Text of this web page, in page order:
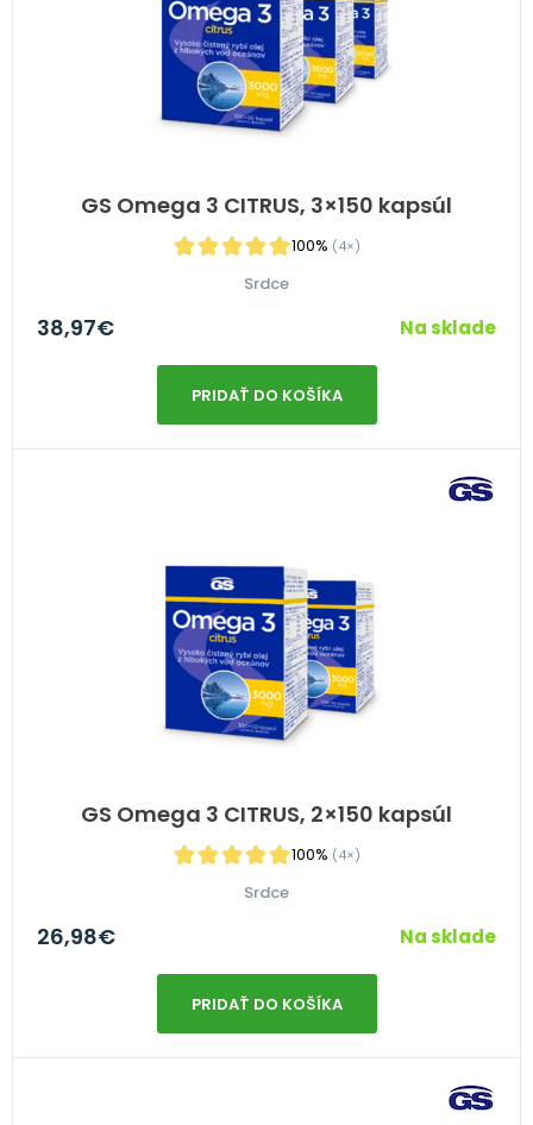
GS Omega 3 CITRUS, 3×150 kapsúl
100% (4×)
Srdce
38,97€ Na sklade
PRIDAŤ DO KOŠÍKA
GS Omega 3 CITRUS, 2×150 kapsúl
100% (4×)
Srdce
26,98€ Na sklade
PRIDAŤ DO KOŠÍKA